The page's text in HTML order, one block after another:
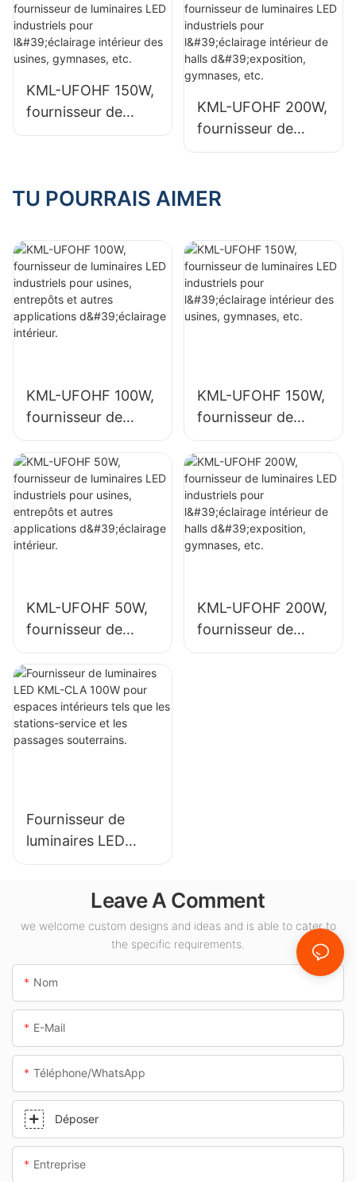
usines, entrepôts
et autres
applications
intérieur.
usines, entrepôts
et autres
applications
d'éclairage
intérieur.
KML-UFOHF 150W,
fournisseur de
luminaires LED
des usines,
KML-UFOHF 200W,
fournisseur de
luminaires LED
l'éclairage intérieur
d'exposition,
gymnases, etc.
TU POURRAIS AIMER
KML-UFOHF 100W,
fournisseur de
luminaires LED
industriels pour
usines, entrepôts
et autres
applications
d'éclairage
KML-UFOHF 150W,
fournisseur de
luminaires LED
industriels pour
l'éclairage intérieur
des usines,
gymnases, etc.
KML-UFOHF 50W,
fournisseur de
luminaires LED
industriels pour
usines, entrepôts
et autres
applications
KML-UFOHF 200W,
fournisseur de
luminaires LED
Fournisseur de
luminaires LED
KML-CLA 100W
intérieurs tels que
les stations-service
et les passages
souterrains.
Leave A Comment
we welcome custom designs and ideas and is able to cater to
the specific requirements.
Nom
E-Mail
Téléphone/WhatsApp
Déposer
Entreprise